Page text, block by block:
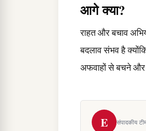
आगे क्या?
राहत और बचाव
बदलाव संभव है
अफवाहों से बचने और
E संपादकीय